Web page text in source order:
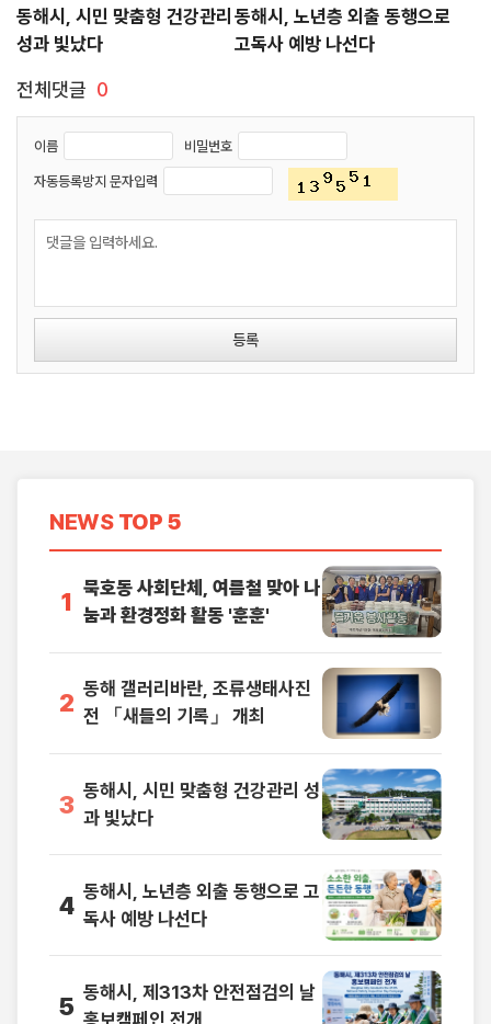
동해시, 시민 맞춤형 건강관리
성과 빛났다
동해시, 노년층 외출 동행으로
고독사 예방 나선다
전체댓글 0
이름 비밀번호
자동등록방지 문자입력
등록
NEWS TOP 5
1 묵호동 사회단체, 여름철 맞아 나
눔과 환경정화 활동 '훈훈'
2 동해 갤러리바란, 조류생태사진
전 「새들의 기록」 개최
3 동해시, 시민 맞춤형 건강관리 성
과 빛났다
4 동해시, 노년층 외출 동행으로 고
독사 예방 나선다
5 동해시, 제313차 안전점검의 날